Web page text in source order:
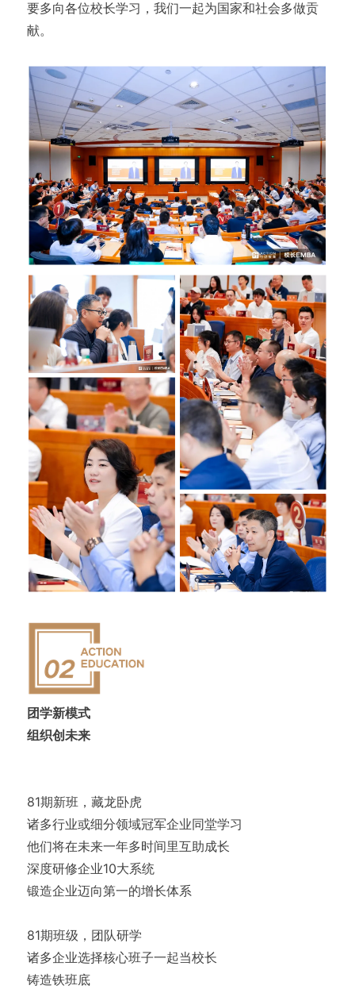
要多向各位校长学习，我们一起为国家和社会多做贡
献。
团学新模式
组织创未来
81期新班，藏龙卧虎
诸多行业或细分领域冠军企业同堂学习
他们将在未来一年多时间里互助成长
深度研修企业10大系统
锻造企业迈向第一的增长体系
81期班级，团队研学
诸多企业选择核心班子一起当校长
铸造铁班底